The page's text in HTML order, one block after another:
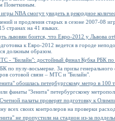
Поветкиным.
NBA смогут увидеть в рекордное
и продления старых в сезоне 2007-08
странах на 41 языках.
львовян боится, что Евро-2012 у Львова
к Евро-2012 ведется в городе
должным образом.
- "Билайн": достойный финал Кубка РБК по
по пулу-восьмерке. За призы
сотовой связи – МТС и "Билайн".
обошлась петербургскому метро в 100
фанаты "Зенита" петербургскому
палаты проверят подготовку к
всех своих контролеров на проверки
не пропустили на стадион из-за